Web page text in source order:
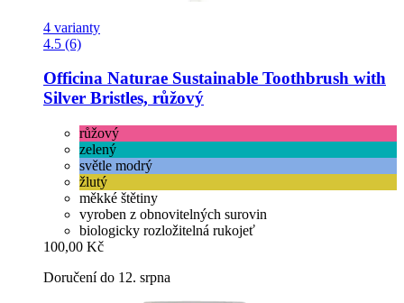
4 varianty
4.5 (6)
Officina Naturae Sustainable Toothbrush with
Silver Bristles, růžový
růžový
zelený
světle modrý
žlutý
měkké štětiny
vyroben z obnovitelných surovin
biologicky rozložitelná rukojeť
100,00 Kč
Doručení do 12. srpna